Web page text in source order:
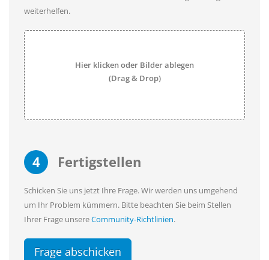
weiterhelfen.
Hier klicken oder Bilder ablegen
(Drag & Drop)
4 Fertigstellen
Schicken Sie uns jetzt Ihre Frage. Wir werden uns umgehend
um Ihr Problem kümmern. Bitte beachten Sie beim Stellen
Ihrer Frage unsereCommunity-Richtlinien.
Frage abschicken